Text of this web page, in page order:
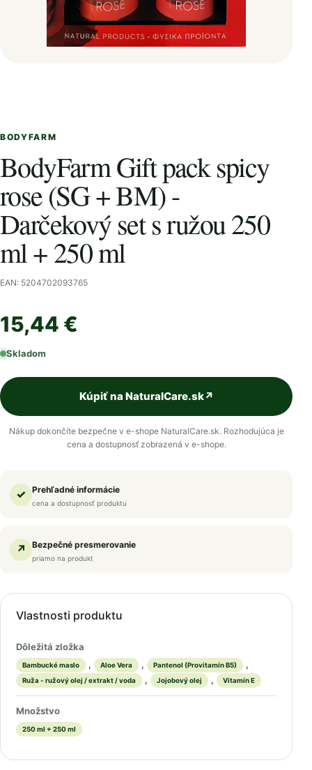
BODYFARM
BodyFarm Gift pack spicy
rose (SG + BM) -
Darčekový set s ružou 250
ml + 250 ml
EAN: 5204702093765
15,44 €
Skladom
Kúpiť na NaturalCare.sk↗
Nákup dokončíte bezpečne v e-shope NaturalCare.sk. Rozhodujúca je
cena a dostupnosť zobrazená v e-shope.
✓ Prehľadné informácie
cena a dostupnosť produktu
↗ Bezpečné presmerovanie
priamo na produkt
Vlastnosti produktu
Dôležitá zložka
Bambucké maslo , Aloe Vera , Pantenol (Provitamín B5) ,
Ruža - ružový olej / extrakt / voda , Jojobový olej , Vitamín E
Množstvo
250 ml + 250 ml